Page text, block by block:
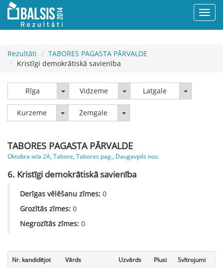
Rezultāti
TABORES PAGASTA PĀRVALDE
Kristīgi demokrātiskā savienība
Rīga Rīga Vidzeme VidzemeLatgale Latgale
Kurzeme KurzemeZemgale Zemgale
TABORES PAGASTA PĀRVALDE
Oktobra iela 2A, Tabore, Tabores pag., Daugavpils nov.
6. Kristīgi demokrātiskā savienība
Derīgas vēlēšanu zīmes: 0
Grozītās zīmes: 0
Negrozītās zīmes: 0
Nr. kandidējot Vārds Uzvārds Plusi Svītrojumi